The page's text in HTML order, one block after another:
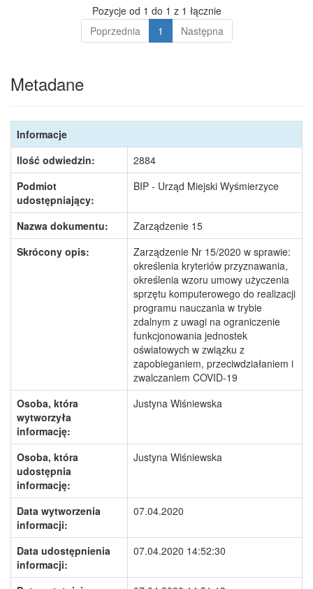
Pozycje od 1 do 1 z 1 łącznie
Poprzednia
1 Następna
Metadane
Informacje
Ilość odwiedzin:
2884
Podmiot
udostępniający:
BIP - Urząd Miejski Wyśmierzyce
Nazwa dokumentu:
Zarządzenie 15
Skrócony opis:
Zarządzenie Nr 15/2020 w sprawie:
określenia kryteriów przyznawania,
określenia wzoru umowy użyczenia
sprzętu komputerowego do realizacji
programu nauczania w trybie
zdalnym z uwagi na ograniczenie
funkcjonowania jednostek
oświatowych w związku z
zapobieganiem, przeciwdziałaniem i
zwalczaniem COVID-19
Osoba, która
wytworzyła
informację:
Justyna Wiśniewska
Osoba, która
udostępnia
informację:
Justyna Wiśniewska
Data wytworzenia
informacji:
07.04.2020
Data udostępnienia
informacji:
07.04.2020 14:52:30